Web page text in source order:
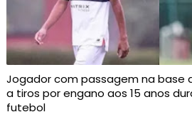
Jogador com passagem na base
a tiros por engano aos 15 anos
futebol